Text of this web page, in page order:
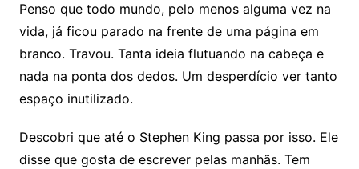
Penso que todo mundo, pelo menos alguma vez na
vida, já ficou parado na frente de uma página em
branco. Travou. Tanta ideia flutuando na cabeça e
nada na ponta dos dedos. Um desperdício ver tanto
espaço inutilizado.
Descobri que até o Stephen King passa por isso. Ele
disse que gosta de escrever pelas manhãs. Tem